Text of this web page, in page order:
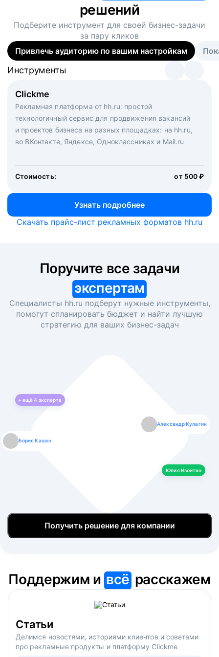
решений
Подберите инструмент для своей бизнес-задачи
за пару кликов
Привлечь аудиторию по вашим настройкам
Clickme
Рекламная платформа от hh.ru: простой
технологичный сервис для продвижения вакансий
и проектов бизнеса на разных площадках: на hh.ru,
во ВКонтакте, Яндексе, Одноклассниках и Mail.ru
Стоимость: от 500 ₽
Узнать подробнее
Инструменты
Вакансия дня
Рекламный формат для вакансий на главной странице
hh.ru. Увеличивает количество откликов
Инструменты
Массовый подбор под ключ. Решите, сколько
кандидатов и когда вам нужно, и за дело возьмутся
маркетологи, рекрутеры и проектные менеджеры
hh.ru с целым набором digital-инструментов
Инструменты
Скачать прайс-лист рекламных форматов hh.ru
экспертам
Специалисты hh.ru подберут нужные инструменты,
помогут спланировать бюджет и найти лучшую
стратегию для ваших бизнес-задач
+ ещё4 эксперта
Борис Кашко
Александр Кулагин
Юлия Изоитко
Юлия Изоитко
Даниил Макаров
Александр Кулагин
Екатерина Лазаренко
Даниил Макаров
Борис Кашко
Екатерина Лазаренко
Юлия Изоитко
Получить решение для компании
Поддержим ивсё расскажем
Статьи
Делимся новостями, историями клиентов и советами
про рекламные продукты и платформу Clickme